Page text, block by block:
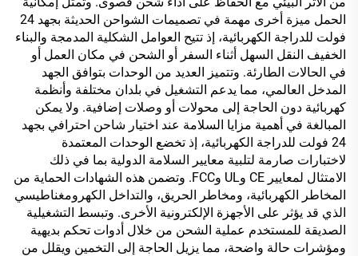
الحمل ميزة أخرى مهمة في تصميمات الشواحن الحديثة بجهد 24
فولت للدراجة الكهربائية، إذ تتيح العوامل الشكلية المدمجة والبناء
الخفيف النقل السهل أثناء السفر أو الشحن في مكان العمل أو
في الحالات الطارئة. وتتميز العديد من الوحدات بتوافق الجهد
المدخل العالمي، مما يدعم التشغيل في بلدان مختلفة وأنظمة
كهربائية دون الحاجة إلى محولات أو وصلات إضافية. ولا يمكن
المبالغة في أهمية مزايا السلامة عند اختيار شاحن احترافي بجهد
24 فولت للدراجة الكهربائية، إذ تخضع الوحدات المعتمدة
لاختبارات صارمة لتلبية معايير السلامة الدولية بما في ذلك
الامتثال لمعايير CE وUL وFCC. وتضمن هذه الشهادات الحماية من
المخاطر الكهربائية، ومخاطر الحريق، والتداخل الكهرومغناطيسي
الذي قد يؤثر على الأجهزة الإلكترونية الأخرى. وتبسط التشغيلية
الصديقة للمستخدم عملية الشحن من خلال أدوات تحكم بديهية
ومؤشرات حالة واضحة، مما يزيل الحاجة إلى التخمين ويقلل من